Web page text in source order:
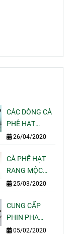
CÁC DÒNG CÀ
PHÊ HẠT
RANG MỘC
ESPRESSO
NGON CỦA
MOTHERLAND
26/04/2020
CÀ PHÊ HẠT
RANG MỘC
GÓI 250G PHA
-
MOTHERLAND
COFFEE
25/03/2020
CUNG CẤP
PHIN PHA
CAFE INOX 304
05/02/2020